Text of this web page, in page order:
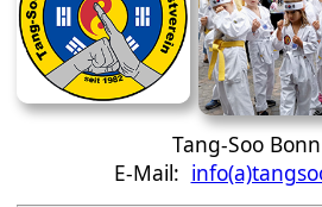
Tang-Soo
E-Mail: